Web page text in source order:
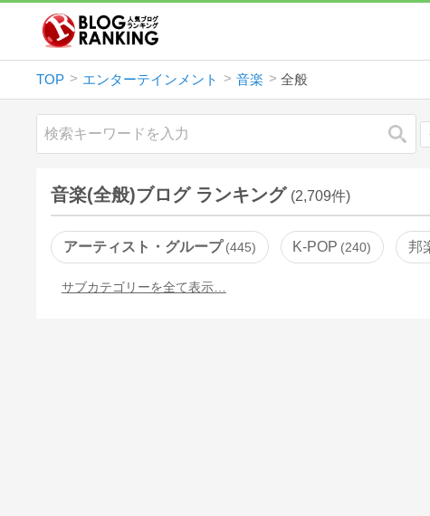
TOP エンターテインメント 音楽 全般
検索
音楽(全般)ブログ ランキング (2,709件)
アーティスト・グループ 445 K-POP 240 邦
サブカテゴリーを全て表示…